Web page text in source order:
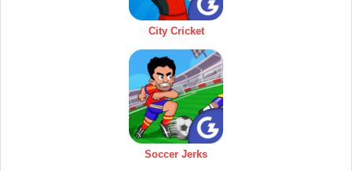
City Cricket
Soccer Jerks